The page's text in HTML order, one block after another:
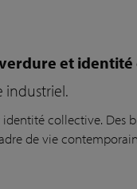
et
industriel.
collective. Des
de vie